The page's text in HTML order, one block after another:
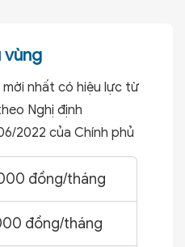
nhất có hiệu lực từ
Nghị định
2022 của Chính phủ
đồng/tháng
đồng/tháng